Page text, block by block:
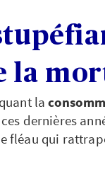
la
la
dernières
fléau qui